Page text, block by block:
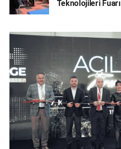
Teknolojileri Fuarı